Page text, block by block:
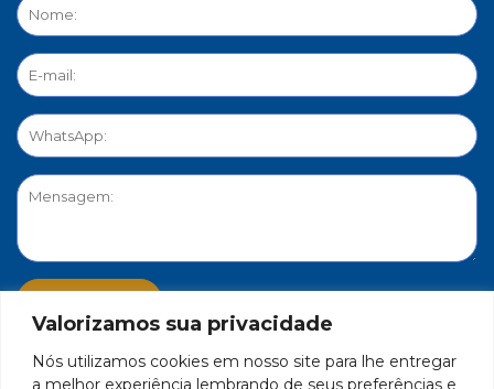
Valorizamos sua privacidade
Nós utilizamos cookies em nosso site para lhe entregar
a melhor experiência lembrando de seus preferências e
PORTAL DE PRIVACIDADE